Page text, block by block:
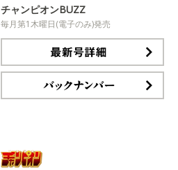
チャンピオンBUZZ
毎月第1木曜日(電子のみ)発売
最新号詳細